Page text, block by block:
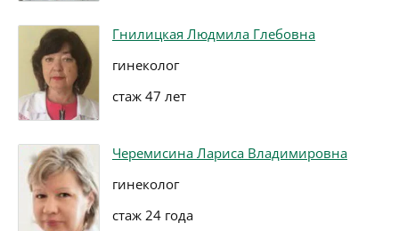
Гнилицкая Людмила Глебовна
гинеколог
стаж 47 лет
Черемисина Лариса Владимировна
гинеколог
стаж 24 года